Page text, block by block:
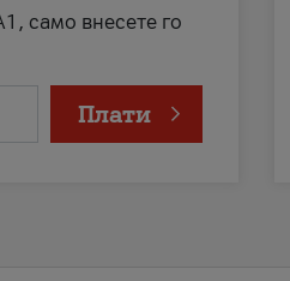
само внесете го
Плати